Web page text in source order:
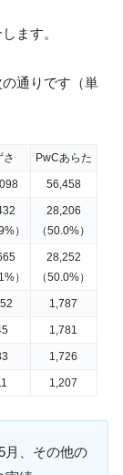
ます。
通りです（単
さ PwCあらた
56,458
）
28,206
（50.0%）
）
28,252
（50.0%）
1,787
1,781
1,726
1,207
月、その他の